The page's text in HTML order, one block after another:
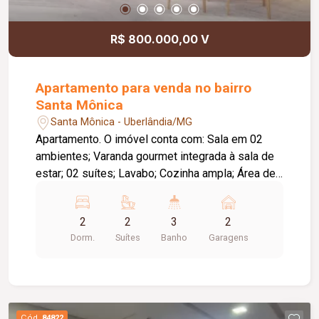
R$ 800.000,00 V
Apartamento para venda no bairro
Santa Mônica
Santa Mônica - Uberlândia/MG
Apartamento. O imóvel conta com: Sala em 02
ambientes; Varanda gourmet integrada à sala de
estar; 02 suítes; Lavabo; Cozinha ampla; Área de
Diferenciais: Upgrades inclusos na venda;
Tomadas preparadas para instalação de ar-
condicionado em todos os cômodos; Varanda
squash; Quadra poliesportiva; Salão de festas;
2
Dorm.
2
Suítes
3
Banho
2
Garagens